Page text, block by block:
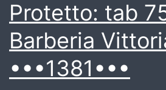
Protetto: tab
Barberia
•••1381•••